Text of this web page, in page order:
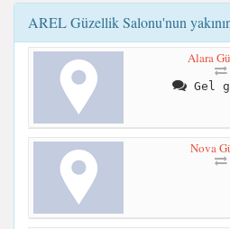
AREL Güzellik Salonu'nun
Alara
Gel
Nova